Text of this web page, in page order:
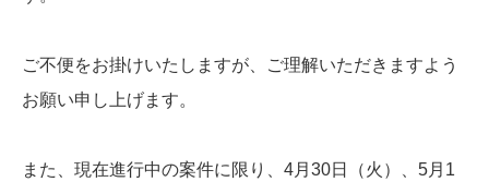
ご不便をお掛けいたしますが、ご理解いただきますよう
お願い申し上げます。
また、現在進行中の案件に限り、4月30日（火）、5月1